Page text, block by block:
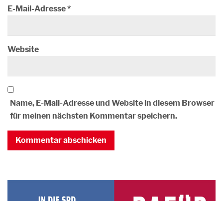
E-Mail-Adresse*
Website
Name, E-Mail-Adresse und Website in diesem Browser
für meinen nächsten Kommentar speichern.